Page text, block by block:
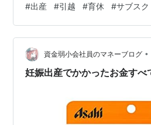
を検討できます。 頭金・初期費
選択 配偶者の運転可能 納車自宅
月額を調べてみる 車のサブスク
こでのーる）】 仮審査は契約で
認する事前審査です。
#出産 #引越 #育休 #サブスク
資金弱小会社員のマネーブログ •
妊娠出産でかかったお金すべ